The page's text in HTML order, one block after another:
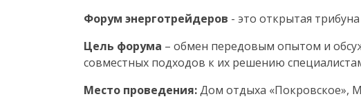
Форум энерготрейдеров - это открытая
Цель форума – обмен передовым опытом и
совместных подходов к их решению
Место проведения:Дом отдыха «Покровское»,